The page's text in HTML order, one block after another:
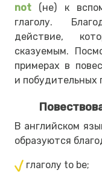
not (не) к
глаголу.
действие,
сказуемым.
примерах в
и побудительных
В английском
образуются
глаголу to be;